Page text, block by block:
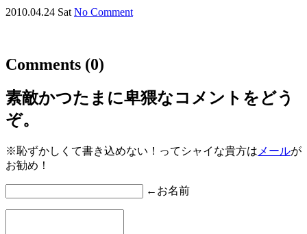
2010.04.24 Sat No Comment
Comments (0)
素敵かつたまに卑猥なコメントをどう
ぞ。
※恥ずかしくて書き込めない！ってシャイな貴方は メールが
お勧め！
←お名前